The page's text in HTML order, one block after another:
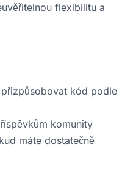
flexibilitu a
kód podle
komunity
máte dostatečně